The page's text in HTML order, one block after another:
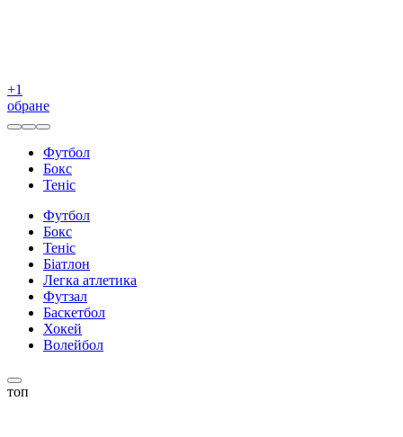
+1
обране
Футбол
Бокс
Теніс
Футбол
Бокс
Теніс
Біатлон
Легка атлетика
Футзал
Баскетбол
Хокей
Волейбол
топ